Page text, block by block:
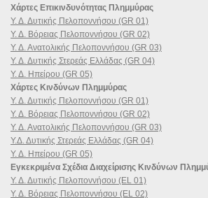
Χάρτες Επικινδυνότητας Πλημμύρας
Υ. Δ. Δυτικής Πελοποννήσου (GR 01)
Υ. Δ. Βόρειας Πελοποννήσου (GR 02)
Υ. Δ. Ανατολικής Πελοποννήσου (GR 03)
Υ. Δ. Δυτικής Στερεάς Ελλάδας (GR 04)
Υ. Δ. Ηπείρου (GR 05)
Χάρτες Κινδύνων Πλημμύρας
Υ. Δ. Δυτικής Πελοποννήσου (GR 01)
Υ. Δ. Βόρειας Πελοποννήσου (GR 02)
Υ. Δ. Ανατολικής Πελοποννήσου (GR 03)
Υ.Δ. Δυτικής Στερεάς Ελλάδας (GR 04)
Υ. Δ. Ηπείρου (GR 05)
Εγκεκριμένα Σχέδια Διαχείρισης Κινδύνων
Υ. Δ. Δυτικής Πελοποννήσου (EL 01)
Υ. Δ. Βόρειας Πελοποννήσου (EL 02)